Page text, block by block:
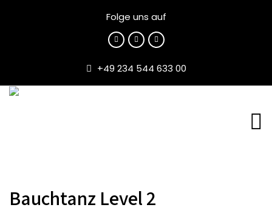
Folge uns auf
+49 234 544 633 00
Bauchtanz Level 2